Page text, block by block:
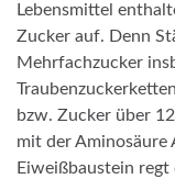
Lebensmittel
Zucker auf. Denn
Mehrfachzucker
bzw. Zucker über
mit der Aminosäure
Eiweißbaustein